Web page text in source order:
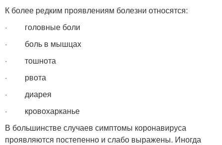
К более редким проявлениям болезни относятся:
· головные боли
· боль в мышцах
· тошнота
· рвота
· диарея
· кровохарканье
В большинстве случаев симптомы коронавируса
проявляются постепенно и слабо выражены. Иногда